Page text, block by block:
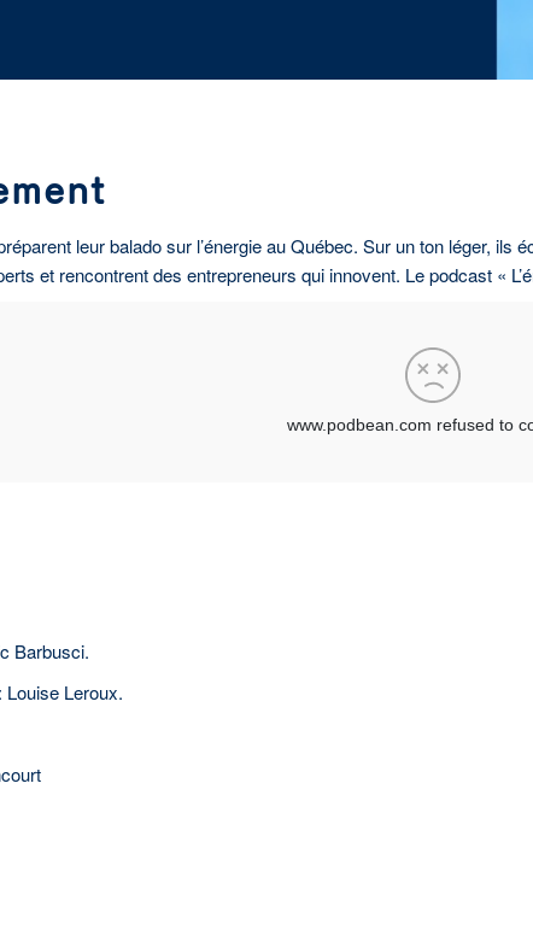
leur balado sur l’énergie au Québec. Sur un ton léger,
et rencontrent des entrepreneurs qui innovent. Le podcast «
Barbusci.
Louise Leroux.